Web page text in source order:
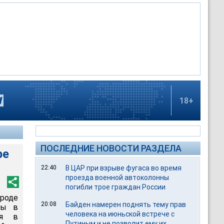
18+
в
в
ПОСЛЕДНИЕ НОВОСТИ РАЗДЕЛА
22:40
В ЦАР при взрыве фугаса во время
проезда военной автоколонны
погибли трое граждан России
20:08
Байден намерен поднять тему прав
человека на июньской встрече с